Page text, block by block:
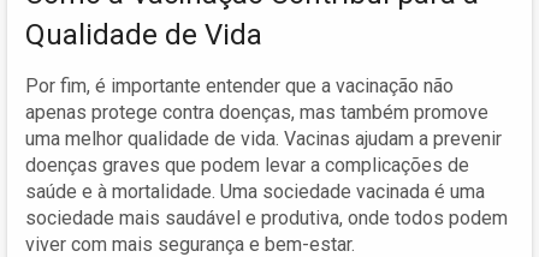
Qualidade de Vida
Por fim, é importante entender que a vacinação não
apenas protege contra doenças, mas também promove
uma melhor qualidade de vida. Vacinas ajudam a prevenir
doenças graves que podem levar a complicações de
saúde e à mortalidade. Uma sociedade vacinada é uma
sociedade mais saudável e produtiva, onde todos podem
viver com mais segurança e bem-estar.